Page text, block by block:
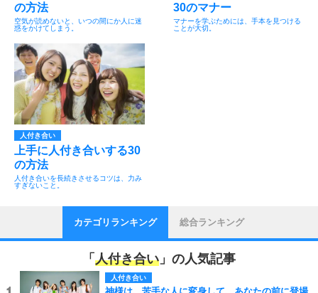
の方法
空気が読めないと、いつの間にか人に迷
惑をかけてしまう。
30のマナー
マナーを学ぶためには、手本を見つける
ことが大切。
人付き合い
上手に人付き合いする30
の方法
人付き合いを長続きさせるコツは、力み
すぎないこと。
カテゴリランキング 総合ランキング
「 人付き合い 」の人気記事
人付き合い